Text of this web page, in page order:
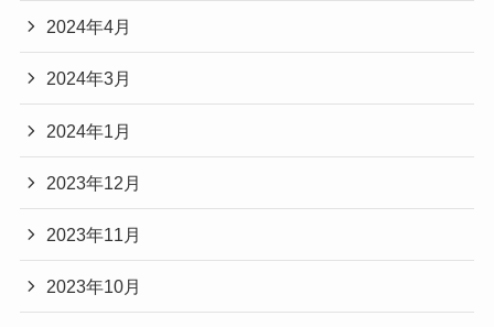
2024年4月
2024年3月
2024年1月
2023年12月
2023年11月
2023年10月